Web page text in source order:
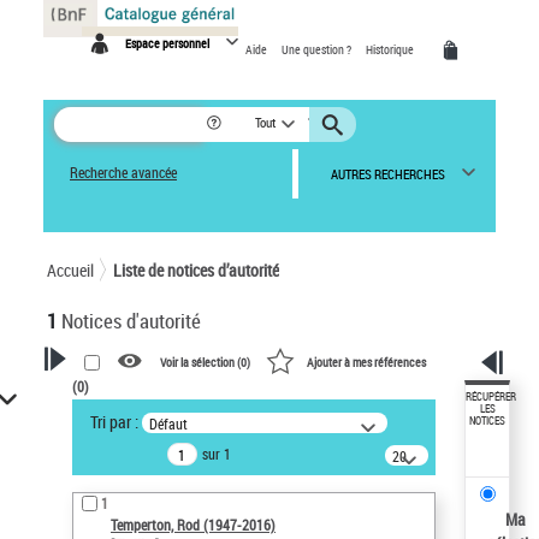
Espace personnel Aide Une question ? Historique
Tout
Recherche avancée AUTRES RECHERCHES
Accueil Liste de notices d’autorité
1 Notices d'autorité
VOTRE RECHERCHE
Recherche avancée dans les
notices d’autorité
Œuvres liées à l'auteur :
Temperton, Rod (1947-2016)
Voir la sélection (0) Ajouter à mes références
(0)
Tri par : Défaut
sur 1
20
résultats/page
1
Temperton, Rod (1947-2016)
RÉCUPÉRER
LES
NOTICES
Ma
Panneau de gestion des cookies